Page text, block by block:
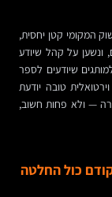
המקומי קטן יחסית,
ונשען על קהל שיודע
שיודעים לספר
טובה יודעת
— ולא פחות חשוב,
כול החלטה